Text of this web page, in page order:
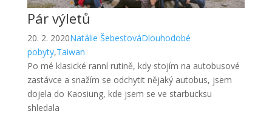
Pár výletů
20. 2. 2020Natálie ŠebestováDlouhodobé
pobyty,Taiwan
Po mé klasické ranní rutině, kdy stojím na autobusové
zastávce a snažím se odchytit nějaký autobus, jsem
dojela do Kaosiung, kde jsem se ve starbucksu
shledala